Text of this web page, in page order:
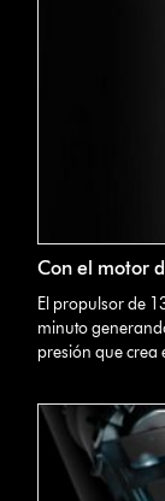
Con el motor
El propulsor de
minuto
presión que crea